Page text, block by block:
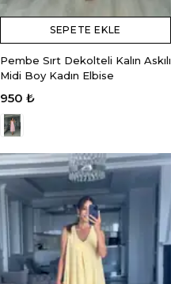
SEPETE EKLE
Pembe Sırt Dekolteli Kalın Askılı
Midi Boy Kadın Elbise
950 ₺